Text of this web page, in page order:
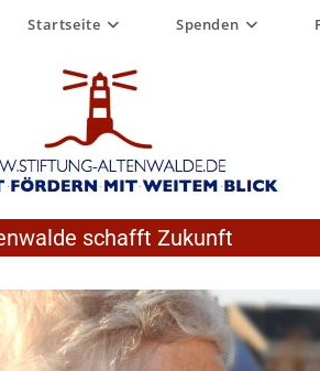
Startseite Spenden
schafft Zukunft